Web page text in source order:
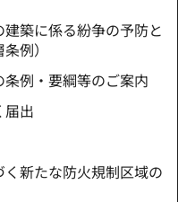
築に係る紛争の予防と
例）
例・要綱等のご案内
届出
新たな防火規制区域の